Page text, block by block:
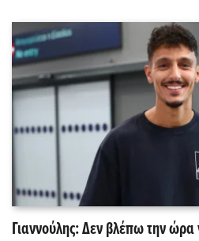
Γιαννούλης: Δεν βλέπω την